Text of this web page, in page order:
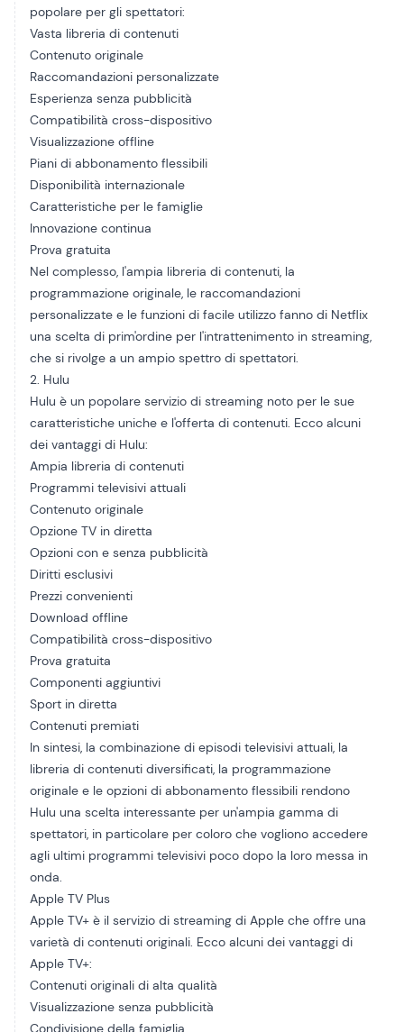
popolare per gli spettatori:
Vasta libreria di contenuti
Contenuto originale
Raccomandazioni personalizzate
Esperienza senza pubblicità
Compatibilità cross-dispositivo
Visualizzazione offline
Piani di abbonamento flessibili
Disponibilità internazionale
Caratteristiche per le famiglie
Innovazione continua
Prova gratuita
Nel complesso, l'ampia libreria di contenuti, la
programmazione originale, le raccomandazioni
personalizzate e le funzioni di facile utilizzo fanno di Netflix
una scelta di prim'ordine per l'intrattenimento in streaming,
che si rivolge a un ampio spettro di spettatori.
2. Hulu
Hulu è un popolare servizio di streaming noto per le sue
caratteristiche uniche e l'offerta di contenuti. Ecco alcuni
dei vantaggi di Hulu:
Ampia libreria di contenuti
Programmi televisivi attuali
Contenuto originale
Opzione TV in diretta
Opzioni con e senza pubblicità
Diritti esclusivi
Prezzi convenienti
Download offline
Compatibilità cross-dispositivo
Prova gratuita
Componenti aggiuntivi
Sport in diretta
Contenuti premiati
In sintesi, la combinazione di episodi televisivi attuali, la
libreria di contenuti diversificati, la programmazione
originale e le opzioni di abbonamento flessibili rendono
Hulu una scelta interessante per un'ampia gamma di
spettatori, in particolare per coloro che vogliono accedere
agli ultimi programmi televisivi poco dopo la loro messa in
onda.
Apple TV Plus
Apple TV+ è il servizio di streaming di Apple che offre una
varietà di contenuti originali. Ecco alcuni dei vantaggi di
Apple TV+:
Contenuti originali di alta qualità
Visualizzazione senza pubblicità
Condivisione della famiglia